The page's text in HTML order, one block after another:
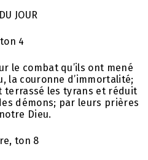
JOUR
4
le combat qu’ils ont mené
la couronne d’immortalité;
terrassé les tyrans et réduit
démons; par leurs prières
Dieu.
ton 8